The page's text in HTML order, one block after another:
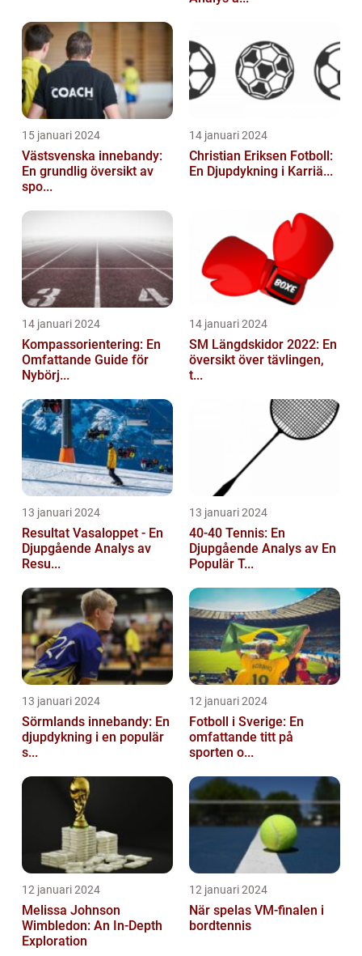
15 januari 2024
Västsvenska innebandy:
En grundlig översikt av
spo...
14 januari 2024
Christian Eriksen Fotboll:
En Djupdykning i Karriä...
14 januari 2024
Kompassorientering: En
Omfattande Guide för
Nybörj...
14 januari 2024
SM Längdskidor 2022: En
översikt över tävlingen,
t...
13 januari 2024
Resultat Vasaloppet - En
Djupgående Analys av
Resu...
13 januari 2024
40-40 Tennis: En
Djupgående Analys av En
Populär T...
13 januari 2024
Sörmlands innebandy: En
djupdykning i en populär
s...
12 januari 2024
Fotboll i Sverige: En
omfattande titt på
sporten o...
12 januari 2024
Melissa Johnson
Wimbledon: An In-Depth
Exploration
12 januari 2024
När spelas VM-finalen i
bordtennis